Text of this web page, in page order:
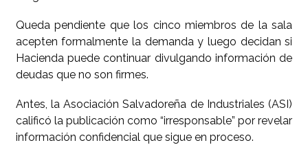
Queda pendiente que los cinco miembros de la sala
acepten formalmente la demanda y luego decidan si
Hacienda puede continuar divulgando información de
deudas que no son firmes.
Antes, la Asociación Salvadoreña de Industriales (ASI)
calificó la publicación como “irresponsable” por revelar
información confidencial que sigue en proceso.